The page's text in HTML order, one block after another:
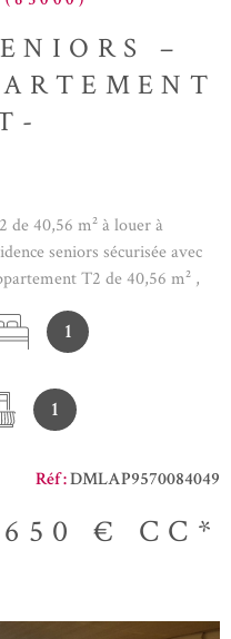
–
de 40,56 m² à louer à
seniors sécurisée avec
T2 de 40,56 m² ,
Une cuisine équipée, - Un
confortable, - Une
également son La résidence
activités et des moments de
charges comprises :
, l'électricité et
: 550 € Honoraires
électrique Classe énergétique
kWh/m²/an Emission de gaz
pas à nous contacter pour
de Dôme - CPAI
1
1
Réf :DMLAP9570084049
650 € CC*